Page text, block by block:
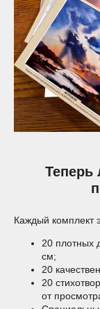
Теперь
Каждый комплект
20 плотных
см;
20
20
от